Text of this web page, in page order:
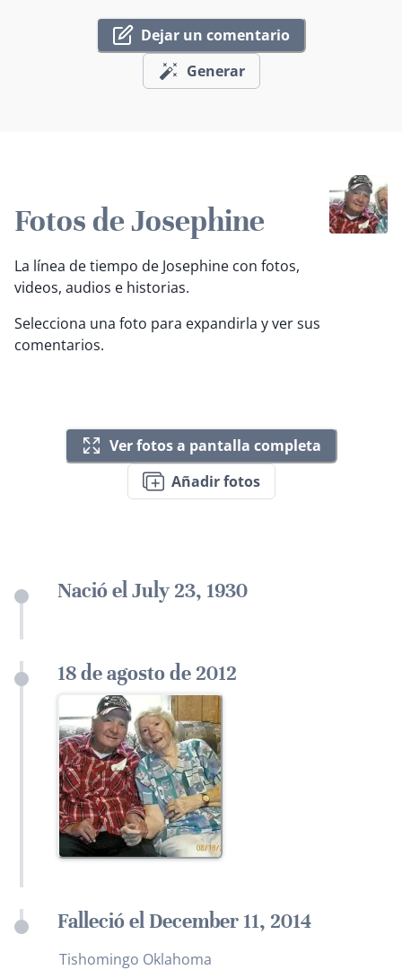
Dejar un comentario
Generar
Fotos de Josephine
La línea de tiempo de Josephine con fotos,
videos, audios e historias.
Selecciona una foto para expandirla y ver sus
comentarios.
Ver fotos a pantalla completa
Añadir fotos
Nació el July 23, 1930
18 de agosto de 2012
Falleció el December 11, 2014
Tishomingo Oklahoma